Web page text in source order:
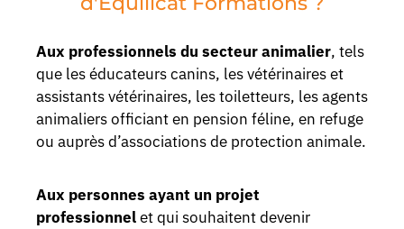
Aux professionnels du secteur animalier, tels
que les éducateurs canins, les vétérinaires et
assistants vétérinaires, les toiletteurs, les agents
animaliers officiant en pension féline, en refuge
ou auprès d’associations de protection animale.
Aux personnes ayant un projet
professionnelet qui souhaitent devenir